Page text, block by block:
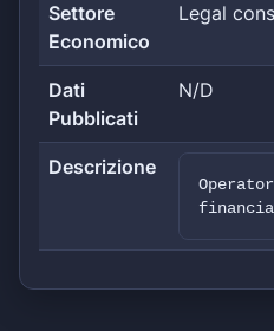
Settore
Economico
Legal
Dati
Pubblicati
N/D
Descrizione